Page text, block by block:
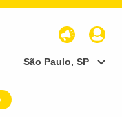
São Paulo, SP